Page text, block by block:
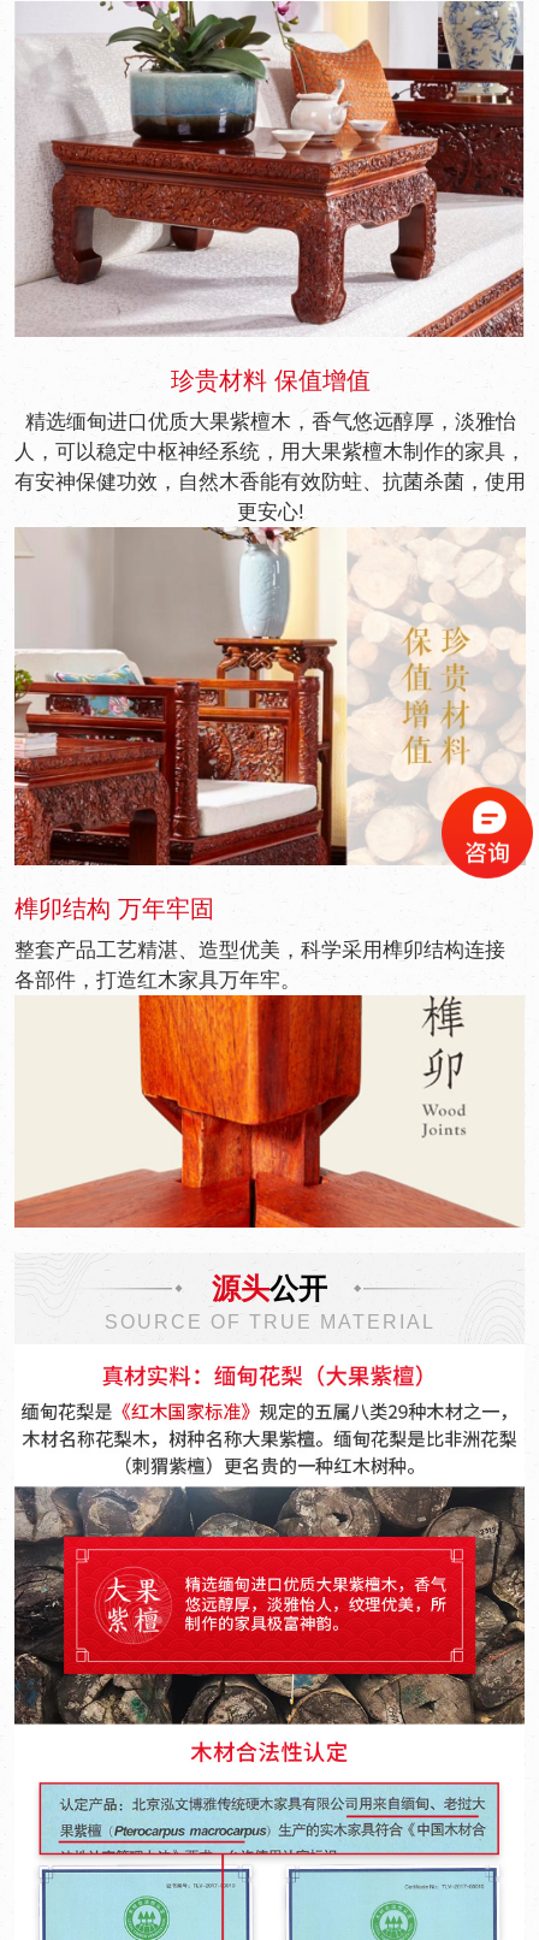
珍贵材料 保值增值
精选缅甸进口优质大果紫檀木，香气悠远醇厚，淡雅怡
人，可以稳定中枢神经系统，用大果紫檀木制作的家具，
有安神保健功效，自然木香能有效防蛀、抗菌杀菌，使用
更安心!
榫卯结构 万年牢固
整套产品工艺精湛、造型优美，科学采用榫卯结构连接
各部件，打造红木家具万年牢。
源头公开
SOURCE OF TRUE MATERIAL